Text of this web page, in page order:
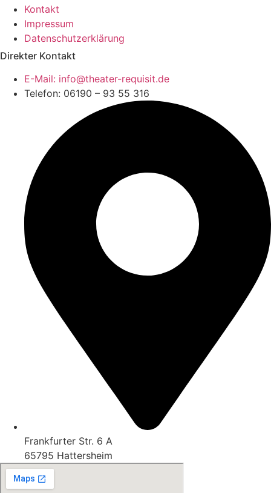
Kontakt
Impressum
Datenschutzerklärung
Direkter Kontakt
E-Mail: info@theater-requisit.de
Telefon: 06190 – 93 55 316
Frankfurter Str. 6 A
65795 Hattersheim